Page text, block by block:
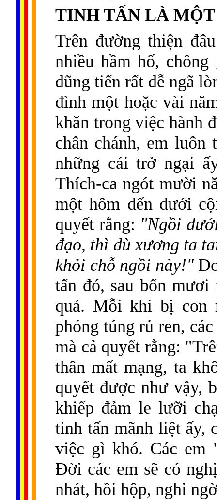
TINH TẤN LÀ
Trên đường thiện
nhiều hầm hố,
dũng tiến rất dễ ngã
đình một hoặc vài
khăn trong việc hành
chân chánh, em luôn
những cái trở ngại
Thích-ca ngót mười
một hôm đến dưới
quyết rằng: "Ngồi
đạo, thì dù xương ta
khỏi chỗ ngồi này!"
tấn đó, sau bốn mươi
quả. Mỗi khi bị con
phóng túng rủ ren,
mà cả quyết rằng:
thân mất mạng, ta
quyết được như vậy,
khiếp đảm le lưỡi
tinh tấn mãnh liệt ấy,
việc gì khó. Các em
Ðời các em sẽ có
nhát, hồi hộp, nghi